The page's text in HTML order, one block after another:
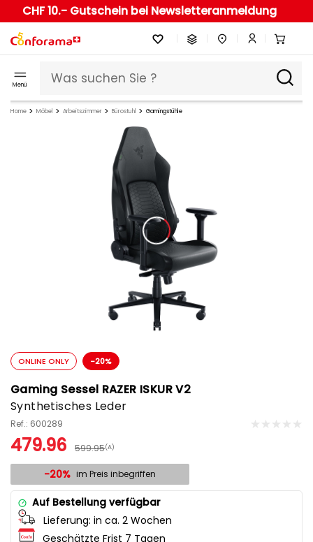
CHF 10.- Gutschein bei Newsletteranmeldung
Menü
Home Möbel Arbeitszimmer Bürostuhl Gamingstühle
ONLINE ONLY -20%
Gaming Sessel RAZER ISKUR V2
Synthetisches Leder
Ref.: 600289
479.96 599.95(A)
-20% im Preis inbegriffen
Auf Bestellung verfügbar
Lieferung: in ca. 2 Wochen
Geschätzte Frist 7 Tagen